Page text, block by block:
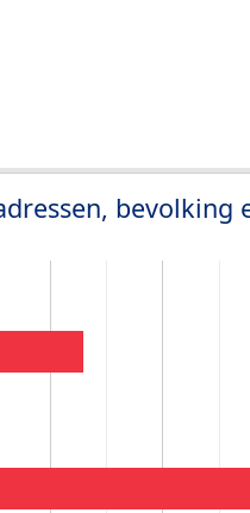
bevolking